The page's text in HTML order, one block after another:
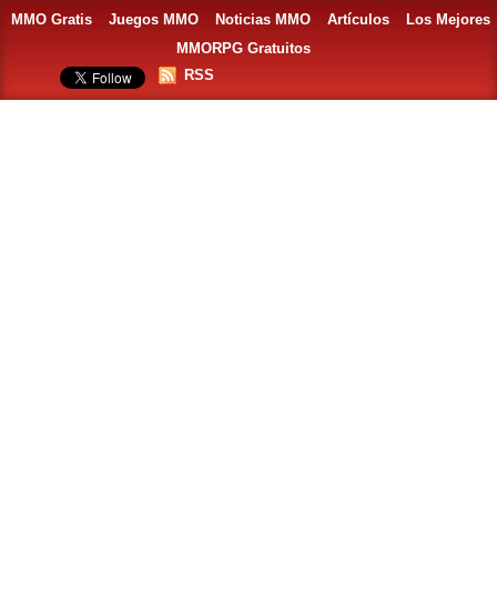
MMO Gratis Juegos MMO Noticias MMO Artículos
Los Mejores
MMORPG Gratuitos
RSS